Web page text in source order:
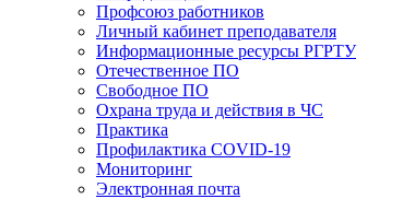
Профсоюз работников
Личный кабинет преподавателя
Информационные ресурсы РГРТУ
Отечественное ПО
Свободное ПО
Охрана труда и действия в ЧС
Практика
Профилактика COVID-19
Мониторинг
Электронная почта